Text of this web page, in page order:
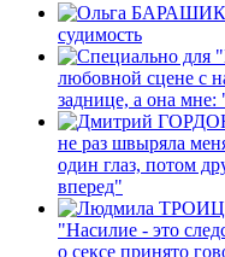
судимость
любовной сцене с
заднице, а она
не раз швыряла
один глаз, потом
вперед"
"Насилие - это
о сексе принято